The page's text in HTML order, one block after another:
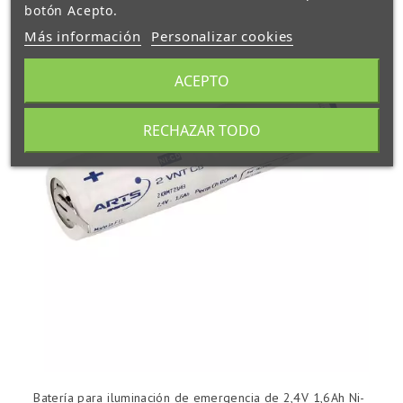
Batería para iluminación de emergencia de 2,4V 1,6Ah Ni-
botón Acepto.
Más información Personalizar cookies
RECHAZAR TODO
ACEPTO